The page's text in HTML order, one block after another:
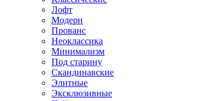
Лофт
Модерн
Прованс
Неоклассика
Минимализм
Под старину
Скандинавские
Элитные
Эксклюзивные